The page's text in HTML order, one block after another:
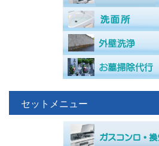
セットメニュー